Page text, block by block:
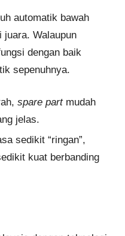
automatik bawah
juara. Walaupun
dengan baik
sepenuhnya.
spare partmudah
jelas.
sedikit “ringan”,
kuat berbanding